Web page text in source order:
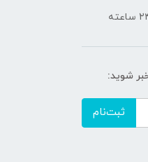
شوید:
ثبت‌نام